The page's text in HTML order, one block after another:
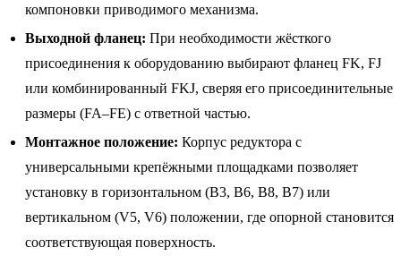
компоновки приводимого механизма.
Выходной фланец: При необходимости жёсткого
присоединения к оборудованию выбирают фланец FK, FJ
или комбинированный FKJ, сверяя его присоединительные
размеры (FA–FE) с ответной частью.
Монтажное положение: Корпус редуктора с
универсальными крепёжными площадками позволяет
установку в горизонтальном (B3, B6, B8, B7) или
вертикальном (V5, V6) положении, где опорной становится
соответствующая поверхность.